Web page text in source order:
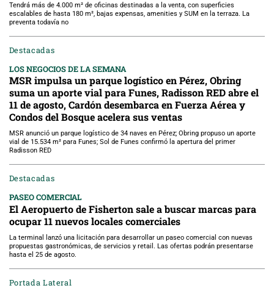
Tendrá más de 4.000 m² de oficinas destinadas a la venta, con superficies
escalables de hasta 180 m², bajas expensas, amenities y SUM en la terraza. La
preventa todavía no
Destacadas
LOS NEGOCIOS DE LA SEMANA
MSR impulsa un parque logístico en Pérez, Obring
suma un aporte vial para Funes, Radisson RED abre el
11 de agosto, Cardón desembarca en Fuerza Aérea y
Condos del Bosque acelera sus ventas
MSR anunció un parque logístico de 34 naves en Pérez; Obring propuso un aporte
vial de 15.534 m² para Funes; Sol de Funes confirmó la apertura del primer
Radisson RED
Destacadas
PASEO COMERCIAL
El Aeropuerto de Fisherton sale a buscar marcas para
ocupar 11 nuevos locales comerciales
La terminal lanzó una licitación para desarrollar un paseo comercial con nuevas
propuestas gastronómicas, de servicios y retail. Las ofertas podrán presentarse
hasta el 25 de agosto.
Portada Lateral